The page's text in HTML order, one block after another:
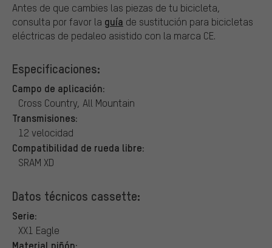
Antes de que cambies las piezas de tu bicicleta,
consulta por favor la guía de sustitución para bicicletas
eléctricas de pedaleo asistido con la marca CE.
Especificaciones:
Campo de aplicación:
Cross Country, All Mountain
Transmisiones:
12 velocidad
Compatibilidad de rueda libre:
SRAM XD
Datos técnicos cassette:
Serie:
XX1 Eagle
Material piñón: